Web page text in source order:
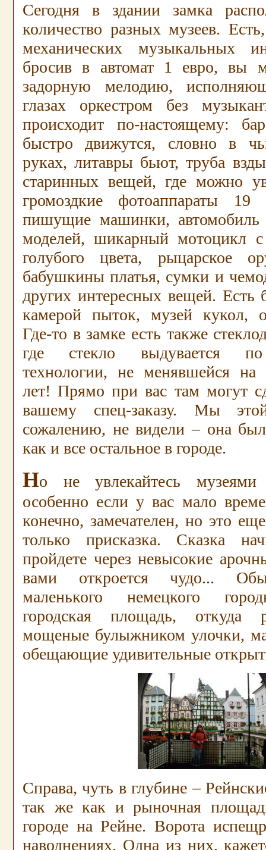
Сегодня в здании замка
количество разных музеев.
механических музыкальных
бросив в автомат 1 евро, вы
задорную мелодию,
глазах оркестром без
происходит по-настоящему:
быстро движутся, словно в
руках, литавры бьют, труба
старинных вещей, где можно
громоздкие фотоаппараты 19
пишущие машинки,
моделей, шикарный мотоцикл
голубого цвета, рыцарское
бабушкины платья, сумки и
других интересных вещей. Есть
камерой пыток, музей кукол,
Где-то в замке есть также
где стекло выдувается по
технологии, не менявшейся на
лет! Прямо при вас там могут
вашему спец-заказу. Мы
сожалению, не видели – она
как и все остальное в городе.
Но не увлекайтесь
особенно если у вас мало
конечно, замечателен, но это
только присказка. Сказка
пройдете через невысокие
вами откроется чудо...
маленького немецкого
городская площадь, откуда
мощеные булыжником улочки,
обещающие удивительные
Справа, чуть в глубине –
так же как и рыночная
городе на Рейне. Ворота
наводнениях. Одна из них,